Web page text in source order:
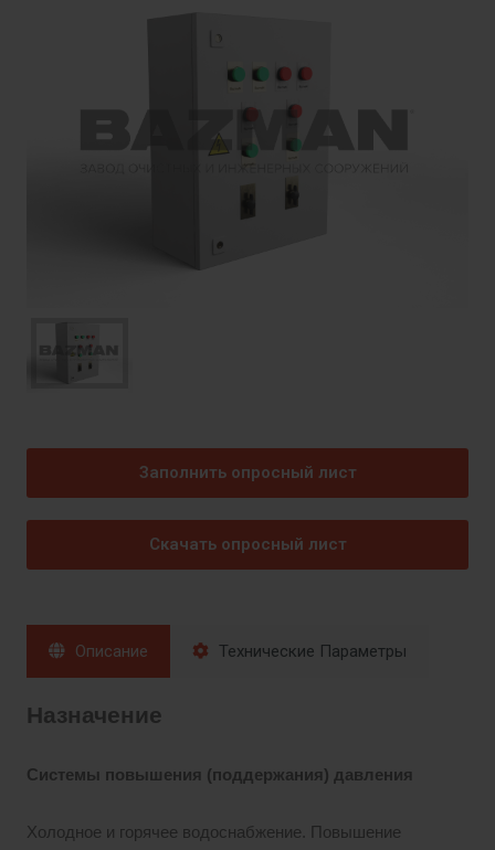
Заполнить опросный лист
Скачать опросный лист
Описание Технические Параметры
Назначение
Системы повышения (поддержания) давления
Холодное и горячее водоснабжение. Повышение